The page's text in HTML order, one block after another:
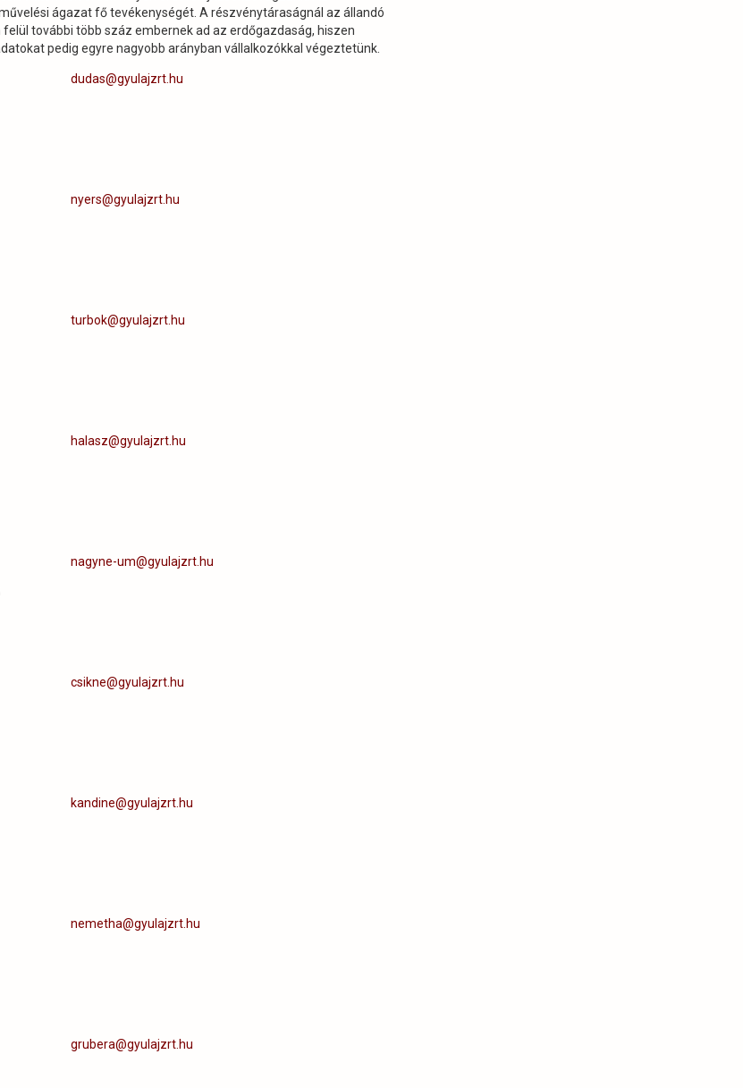
ágazat fő tevékenységét. A részvénytáraságnál az állandó
további több száz embernek ad az erdőgazdaság, hiszen
pedig egyre nagyobb arányban vállalkozókkal végeztetünk.
dudas@gyulajzrt.hu
nyers@gyulajzrt.hu
turbok@gyulajzrt.hu
halasz@gyulajzrt.hu
nagyne-um@gyulajzrt.hu
csikne@gyulajzrt.hu
kandine@gyulajzrt.hu
nemetha@gyulajzrt.hu
grubera@gyulajzrt.hu